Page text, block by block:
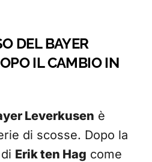
DEL BAYER
IL CAMBIO IN
Leverkusen è
di scosse. Dopo la
Erik ten Hag come